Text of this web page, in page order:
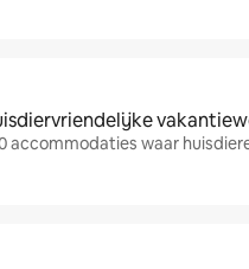
accommodaties waar